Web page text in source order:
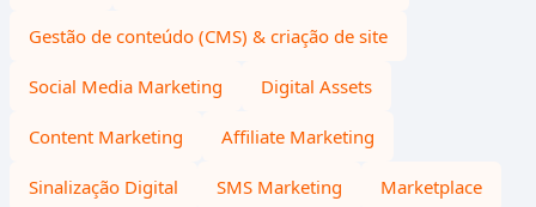
Gestão de conteúdo (CMS) & criação de site
Social Media Marketing Digital Assets
Content Marketing Affiliate Marketing
Sinalização Digital SMS Marketing Marketplace